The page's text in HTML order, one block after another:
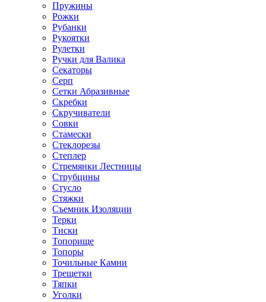
Пружины
Рожки
Рубанки
Рукоятки
Рулетки
Ручки для Валика
Секаторы
Серп
Сетки Абразивные
Скребки
Скручиватели
Совки
Стамески
Стеклорезы
Степлер
Стремянки Лестницы
Струбцины
Стусло
Стяжки
Съемник Изоляции
Терки
Тиски
Топорище
Топоры
Точильные Камни
Трещетки
Тяпки
Уголки